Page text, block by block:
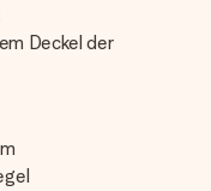
Deckel der